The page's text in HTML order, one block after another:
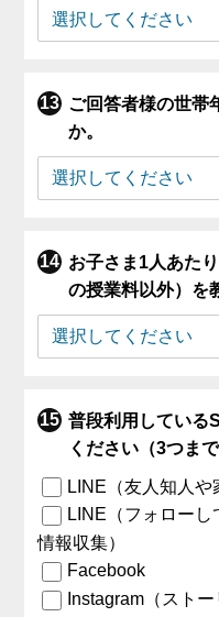
ご回答者様の世帯
か。
お子さま1人あた
の授業料以外）を
普段利用している
ください（3つまで
LINE（友人知人や
LINE（フォロー
情報収集）
Facebook
Instagram（スト